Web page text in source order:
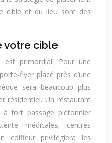
cible et du lieu sont des
votre cible
est primordial. Pour une
flyer placé près d’une
sera beaucoup plus
résidentiel. Un restaurant
à fort passage piétonnier
médicales, centres
coiffeur privilégiera les